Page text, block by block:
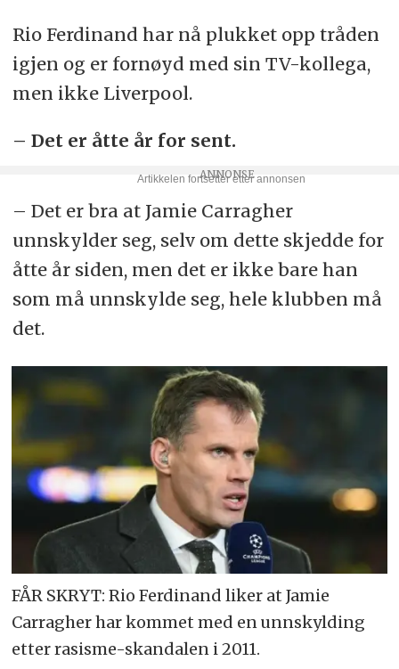
Rio Ferdinand har nå plukket opp tråden
igjen og er fornøyd med sin TV-kollega,
men ikke Liverpool.
– Det er åtte år for sent.
– Det er bra at Jamie Carragher
unnskylder seg, selv om dette skjedde for
åtte år siden, men det er ikke bare han
som må unnskylde seg, hele klubben må
det.
FÅR SKRYT: Rio Ferdinand liker at Jamie
Carragher har kommet med en unnskylding
etter rasisme-skandalen i 2011.